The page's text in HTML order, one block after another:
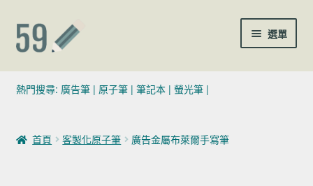
跳至導覽列
跳至主要內容 選單
(02)7729-4140
聯絡我們
熱門搜尋: 廣告筆| 原子筆| 筆記本| 螢光筆|
首頁 客製化原子筆 廣告金屬布萊爾手寫筆